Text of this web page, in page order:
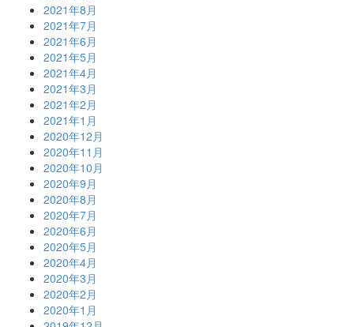
2021年8月
2021年7月
2021年6月
2021年5月
2021年4月
2021年3月
2021年2月
2021年1月
2020年12月
2020年11月
2020年10月
2020年9月
2020年8月
2020年7月
2020年6月
2020年5月
2020年4月
2020年3月
2020年2月
2020年1月